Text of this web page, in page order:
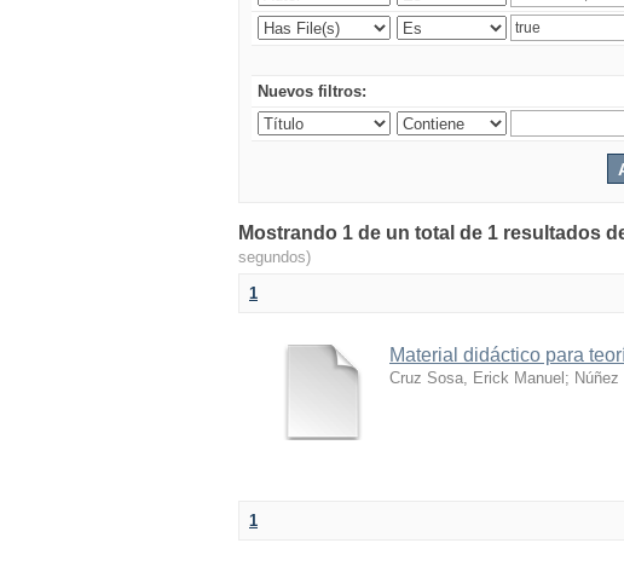
Nuevos filtros:
Mostrando 1 de un total de 1 resultados
segundos)
1
Material didáctico para
Cruz Sosa, Erick Manuel ;
1